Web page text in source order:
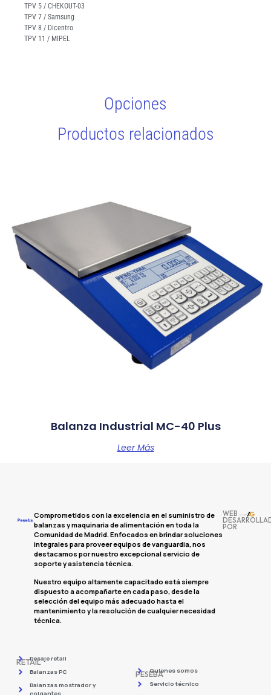
TPV 5 / CHEKOUT-03
TPV 7 / Samsung
TPV 8 / Dicentro
TPV 11 / MIPEL
Opciones
Productos relacionados
Balanza Industrial MC-40 Plus
Leer Más
Comprometidos con la excelencia en el suministro de
balanzas y maquinaria de alimentación en toda la
Comunidad de Madrid. Enfocados en brindar soluciones
integrales para proveer equipos de vanguardia, nos
destacamos por nuestro excepcional servicio de
soporte y asistencia técnica.
Nuestro equipo altamente capacitado está siempre
dispuesto a acompañarte en cada paso, desde la
selección del equipo más adecuado hasta el
mantenimiento y la resolución de cualquier necesidad
técnica.
WEB
POR
RETAILPesaje retail
Balanzas PC
Balanzas mostrador y
PESEBAQuienes somos
Servicio técnico